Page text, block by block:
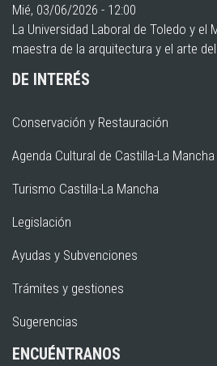
Mié, 03/06/2026 - 12:00
La Universidad Laboral de Toledo y el
maestra de la arquitectura y el arte
DE INTERÉS
Conservación y Restauración
Agenda Cultural de Castilla-La Mancha
Turismo Castilla-La Mancha
Legislación
Ayudas y Subvenciones
Trámites y gestiones
Sugerencias
ENCUÉNTRANOS